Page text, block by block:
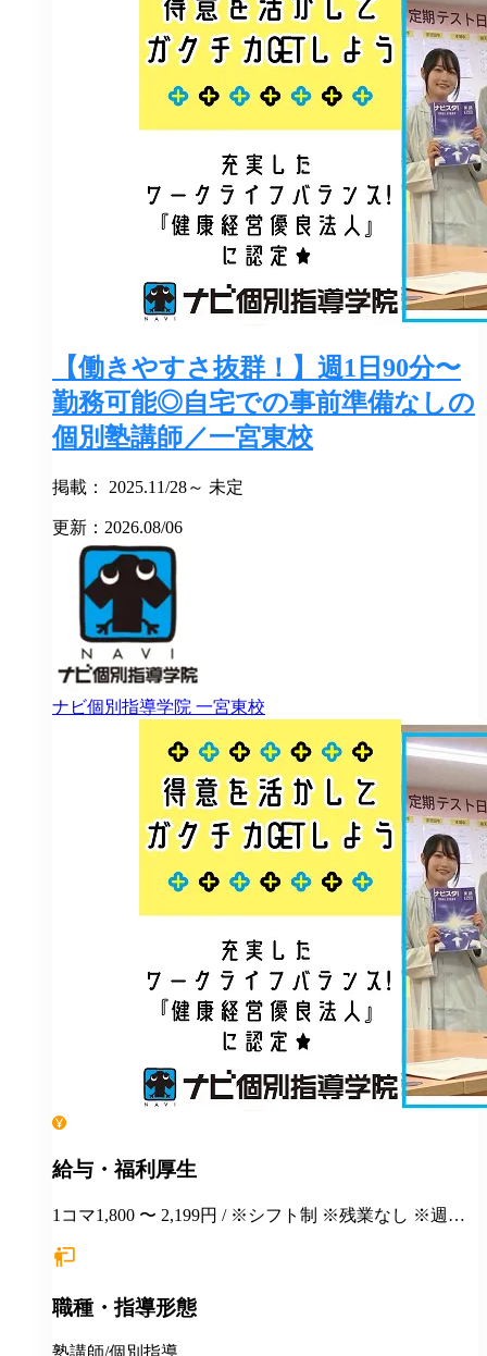
【働きやすさ抜群！】週1日90分〜
勤務可能◎自宅での事前準備なしの
個別塾講師／一宮東校
掲載： 2025.11/28～ 未定
更新：2026.08/06
ナビ個別指導学院 一宮東校
給与・福利厚生
1コマ1,800 〜 2,199円 / ※シフト制 ※残業なし ※週１
等にも別途お支払いします(規定あり) ＊有給休暇あり
度あり⇒グループ会社の割引制度が使えます！ ＊産
あり(社会人講師で月87時間以上の勤務がある方が対
職種・指導形態